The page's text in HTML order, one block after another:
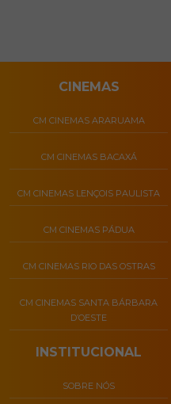
CINEMAS
CM CINEMAS ARARUAMA
CM CINEMAS BACAXÁ
CM CINEMAS LENÇOIS PAULISTA
CM CINEMAS PÁDUA
CM CINEMAS RIO DAS OSTRAS
CM CINEMAS SANTA BÁRBARA
D’OESTE
INSTITUCIONAL
SOBRE NÓS